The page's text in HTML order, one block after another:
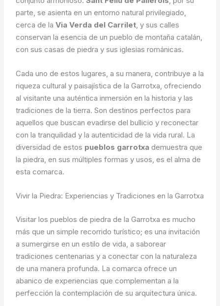
parte, se asienta en un entorno natural privilegiado,
cerca de laVia Verda del Carrilet, y sus calles
conservan la esencia de un pueblo de montaña catalán,
con sus casas de piedra y sus iglesias románicas.
Cada uno de estos lugares, a su manera, contribuye a la
riqueza cultural y paisajística de la Garrotxa, ofreciendo
al visitante una auténtica inmersión en la historia y las
tradiciones de la tierra. Son destinos perfectos para
aquellos que buscan evadirse del bullicio y reconectar
con la tranquilidad y la autenticidad de la vida rural. La
diversidad de estos pueblos garrotxa demuestra que
la piedra, en sus múltiples formas y usos, es el alma de
esta comarca.
Vivir la Piedra: Experiencias y Tradiciones en la Garrotxa
Visitar los pueblos de piedra de la Garrotxa es mucho
más que un simple recorrido turístico; es una invitación
a sumergirse en un estilo de vida, a saborear
tradiciones centenarias y a conectar con la naturaleza
de una manera profunda. La comarca ofrece un
abanico de experiencias que complementan a la
perfección la contemplación de su arquitectura única.